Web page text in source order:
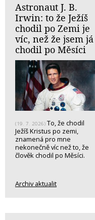
Astronaut J. B.
Irwin: to že Ježíš
chodil po Zemi je
víc, než že jsem já
chodil po Měsíci
(19. 7. 2026) To, že chodil
Ježíš Kristus po zemi,
znamená pro mne
nekonečně víc než to, že
člověk chodil po Měsíci.
Archiv aktualit